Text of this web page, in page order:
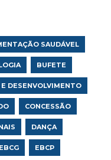
SAUDÁVEL
BUFETE
DESENVOLVIMENTO
CONCESSÃO
DANÇA
EBCG EBCP